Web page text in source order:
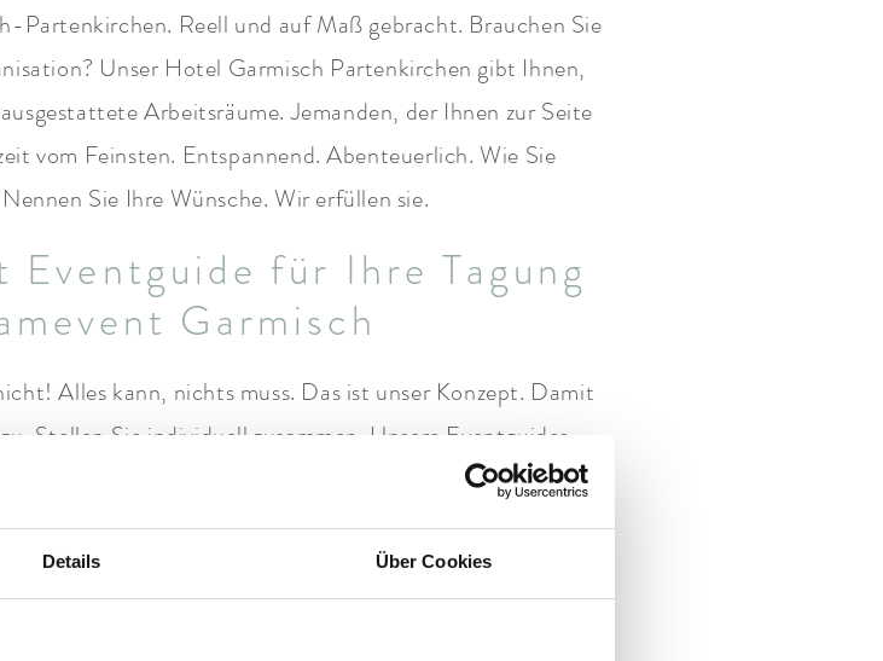
Details Über Cookies
Partenkirchen. Reell und auf Maß gebracht. Brauchen Sie
Unser Hotel Garmisch Partenkirchen gibt Ihnen,
Arbeitsräume. Jemanden, der Ihnen zur Seite
vom Feinsten. Entspannend. Abenteuerlich. Wie Sie
Sie Ihre Wünsche. Wir erfüllen sie.
für Ihre Tagung
Garmisch
Alles kann, nichts muss. Das ist unser Konzept. Damit
Stellen Sie individuell zusammen. Unsere Eventguides
Durchführung. Wir schneidern Ihr persönlichesTeamevent
steht Ihnen zur Seite.
Wir passen uns an – nicht Sie. Wir planen alles. Damit Sie
Den Raum. Die Technik. Die Kulinarik. Die